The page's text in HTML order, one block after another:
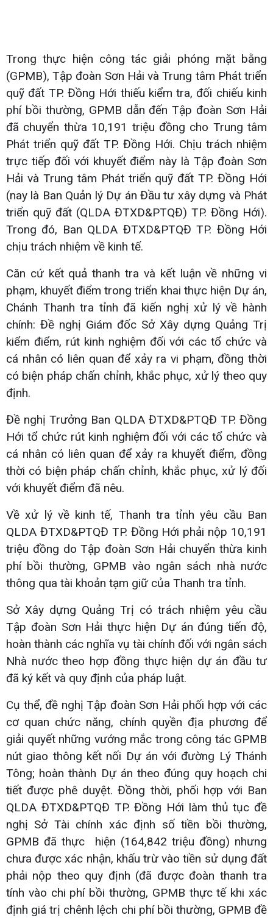
Trong thực hiện công tác giải phóng mặt bằng
(GPMB), Tập đoàn Sơn Hải và Trung tâm Phát triển
quỹ đất TP. Đồng Hới thiếu kiểm tra, đối chiếu kinh
phí bồi thường, GPMB dẫn đến Tập đoàn Sơn Hải
đã chuyển thừa 10,191 triệu đồng cho Trung tâm
Phát triển quỹ đất TP. Đồng Hới. Chịu trách nhiệm
trực tiếp đối với khuyết điểm này là Tập đoàn Sơn
Hải và Trung tâm Phát triển quỹ đất TP. Đồng Hới
(nay là Ban Quản lý Dự án Đầu tư xây dựng và Phát
triển quỹ đất (QLDA ĐTXD&PTQĐ) TP. Đồng Hới).
Trong đó, Ban QLDA ĐTXD&PTQĐ TP. Đồng Hới
chịu trách nhiệm về kinh tế.
Căn cứ kết quả thanh tra và kết luận về những vi
phạm, khuyết điểm trong triển khai thực hiện Dự án,
Chánh Thanh tra tỉnh đã kiến nghị xử lý về hành
chính: Đề nghị Giám đốc Sở Xây dựng Quảng Trị
kiểm điểm, rút kinh nghiệm đối với các tổ chức và
cá nhân có liên quan để xảy ra vi phạm, đồng thời
có biện pháp chấn chỉnh, khắc phục, xử lý theo quy
định.
Đề nghị Trưởng Ban QLDA ĐTXD&PTQĐ TP. Đồng
Hới tổ chức rút kinh nghiệm đối với các tổ chức và
cá nhân có liên quan để xảy ra khuyết điểm, đồng
thời có biện pháp chấn chỉnh, khắc phục, xử lý đối
với khuyết điểm đã nêu.
Về xử lý về kinh tế, Thanh tra tỉnh yêu cầu Ban
QLDA ĐTXD&PTQĐ TP. Đồng Hới phải nộp 10,191
triệu đồng do Tập đoàn Sơn Hải chuyển thừa kinh
phí bồi thường, GPMB vào ngân sách nhà nước
thông qua tài khoản tạm giữ của Thanh tra tỉnh.
Sở Xây dựng Quảng Trị có trách nhiệm yêu cầu
Tập đoàn Sơn Hải thực hiện Dự án đúng tiến độ,
hoàn thành các nghĩa vụ tài chính đối với ngân sách
Nhà nước theo hợp đồng thực hiện dự án đầu tư
đã ký kết và quy định của pháp luật.
Cụ thể, đề nghị Tập đoàn Sơn Hải phối hợp với các
cơ quan chức năng, chính quyền địa phương để
giải quyết những vướng mắc trong công tác GPMB
nút giao thông kết nối Dự án với đường Lý Thánh
Tông; hoàn thành Dự án theo đúng quy hoạch chi
tiết được phê duyệt. Đồng thời, phối hợp với Ban
QLDA ĐTXD&PTQĐ TP. Đồng Hới làm thủ tục đề
nghị Sở Tài chính xác định số tiền bồi thường,
GPMB đã thực hiện (164,842 triệu đồng) nhưng
chưa được xác nhận, khấu trừ vào tiền sử dụng đất
phải nộp theo quy định (đã được đoàn thanh tra
tính vào chi phí bồi thường, GPMB thực tế khi xác
định giá trị chênh lệch chi phí bồi thường, GPMB đề